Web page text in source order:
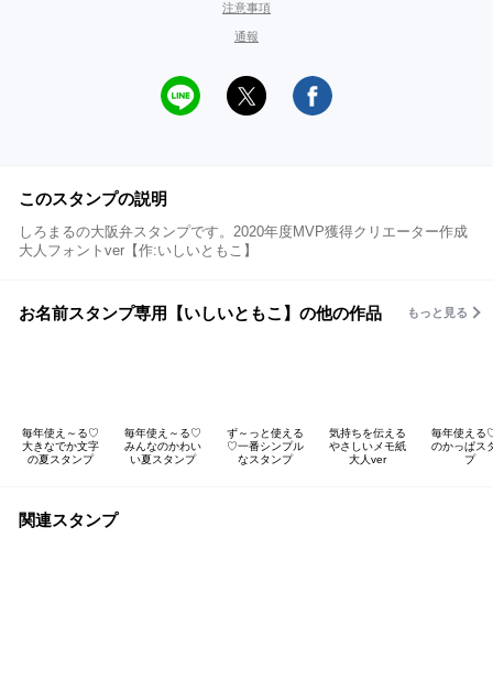
注意事項
通報
このスタンプの説明
しろまるの大阪弁スタンプです。2020年度MVP獲得クリエーター作成
大人フォントver【作:いしいともこ】
お名前スタンプ専用【いしいともこ】の他の作品 もっと見る
毎年使え～る♡
大きなでか文字
の夏スタンプ
毎年使え～る♡
みんなのかわい
い夏スタンプ
ず～っと使える
♡一番シンプル
なスタンプ
気持ちを伝える
やさしいメモ紙
大人ver
毎年使える
のかっぱス
プ
関連スタンプ